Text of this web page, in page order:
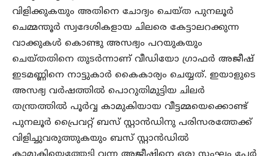
വിളിക്കുകയും അതിനെ ചോദ്യം ചെയ്ത പുനലൂര്‍
ചെമ്മന്തൂര്‍ സ്വദേശികളായ ചിലരെ കേട്ടാലറക്കുന്ന
വാക്കുകള്‍ കൊണ്ടു അസഭ്യം പറയുകയും
ചെയ്തതിനെ തുടര്‍ന്നാണ് വീഡിയോ ഗ്രാഫര്‍ അജീഷ്
ഇടമണ്ണിനെ നാട്ടുകാര്‍ കൈകാര്യം ചെയ്യത്. ഇയാളുടെ
അസഭ്യ വര്‍ഷത്തില്‍ പൊറുതിമുട്ടിയ ചിലര്‍
തന്ത്രത്തില്‍ പൂര്‍വ്വ കാമുകിയായ വീട്ടമ്മയെക്കൊണ്ട്
പുനലൂര്‍ പ്രൈവറ്റ് ബസ് സ്റ്റാന്‍ഡിനു പരിസരത്തേക്ക്
വിളിച്ചുവരുത്തുകയും ബസ് സ്റ്റാന്‍ഡില്‍